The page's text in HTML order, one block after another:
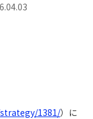
1381/）に